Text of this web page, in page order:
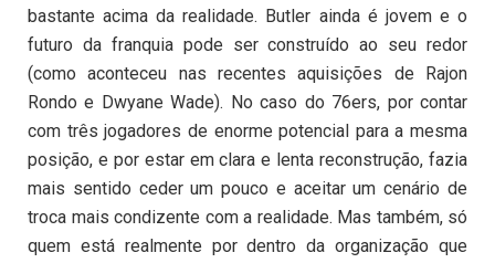
bastante acima da realidade. Butler ainda é jovem e o
futuro da franquia pode ser construído ao seu redor
(como aconteceu nas recentes aquisições de Rajon
Rondo e Dwyane Wade). No caso do 76ers, por contar
com três jogadores de enorme potencial para a mesma
posição, e por estar em clara e lenta reconstrução, fazia
mais sentido ceder um pouco e aceitar um cenário de
troca mais condizente com a realidade. Mas também, só
quem está realmente por dentro da organização que